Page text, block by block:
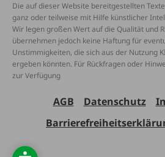
Die auf dieser Website bereitgestellten
ganz oder teilweise mit Hilfe künstlicher
Wir legen großen Wert auf die Qualität und
übernehmen jedoch keine Haftung für
Unstimmigkeiten, die sich aus der Nutzung
ergeben könnten. Für Rückfragen oder
zur Verfügung
AGB Datenschutz